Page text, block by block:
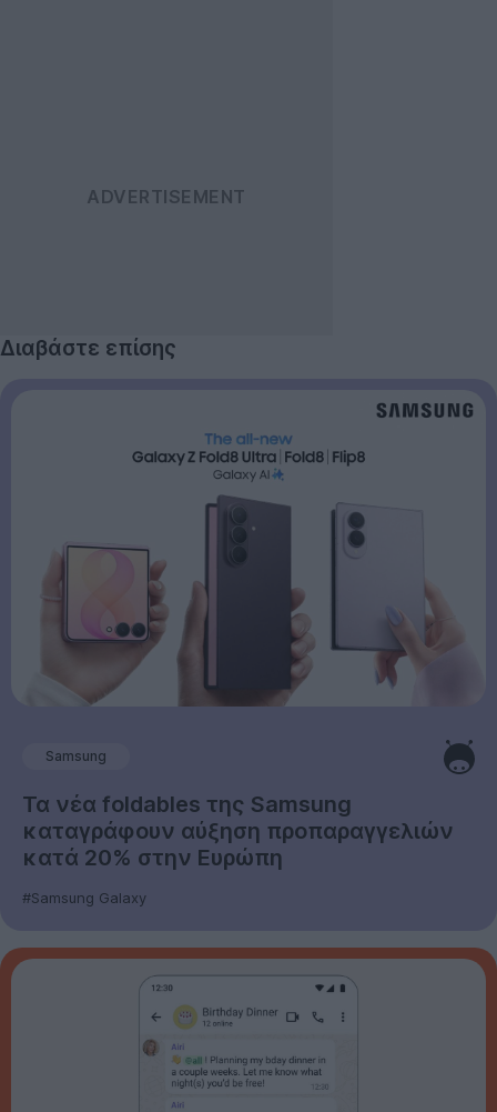
Διαβάστε επίσης
Samsung
Τα νέα foldables της Samsung
καταγράφουν αύξηση προπαραγγελιών
κατά 20% στην Ευρώπη
#Samsung Galaxy